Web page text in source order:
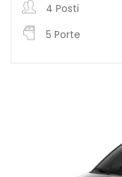
4 Posti
5 Porte